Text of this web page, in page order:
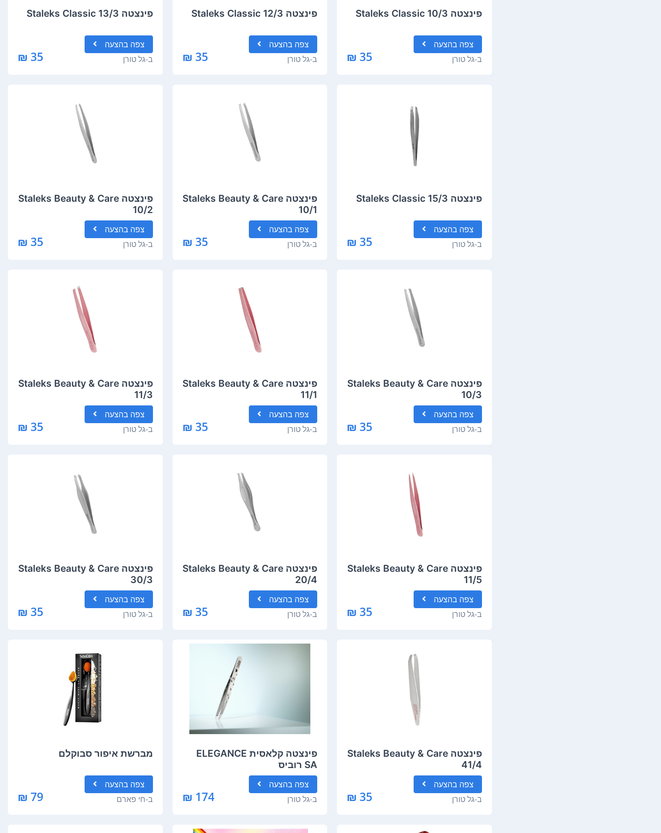
פינצטה Staleks Classic 10/3
צפה בהצעה
ב-גל טורן 35 ₪
פינצטה Staleks Classic 12/3
צפה בהצעה
ב-גל טורן 35 ₪
פינצטה Staleks Classic 13/3
צפה בהצעה
ב-גל טורן 35 ₪
פינצטה Staleks Classic 15/3
צפה בהצעה
ב-גל טורן 35 ₪
פינצטה Staleks Beauty & Care
10/1
צפה בהצעה
ב-גל טורן 35 ₪
פינצטה Staleks Beauty & Care
10/2
צפה בהצעה
ב-גל טורן 35 ₪
פינצטה Staleks Beauty & Care
10/3
צפה בהצעה
ב-גל טורן 35 ₪
פינצטה Staleks Beauty & Care
11/1
צפה בהצעה
ב-גל טורן 35 ₪
פינצטה Staleks Beauty & Care
11/3
צפה בהצעה
ב-גל טורן 35 ₪
פינצטה Staleks Beauty & Care
11/5
צפה בהצעה
ב-גל טורן 35 ₪
פינצטה Staleks Beauty & Care
20/4
צפה בהצעה
ב-גל טורן 35 ₪
פינצטה Staleks Beauty & Care
30/3
צפה בהצעה
ב-גל טורן 35 ₪
פינצטה Staleks Beauty & Care
41/4
צפה בהצעה
ב-גל טורן 35 ₪
פינצטה קלאסית ELEGANCE
SA רוביס
צפה בהצעה
ב-גל טורן 174 ₪
מברשת איפור סבוקלם
צפה בהצעה
ב-חי פארם 79 ₪